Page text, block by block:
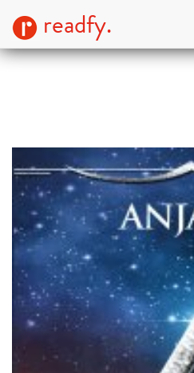
readfy.